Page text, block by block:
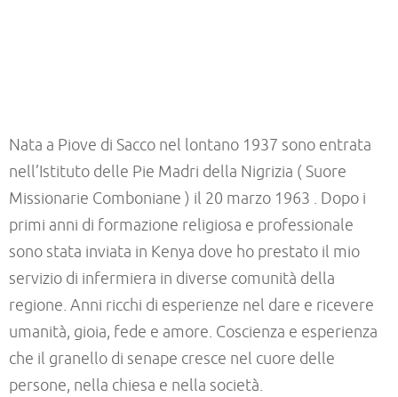
Nata a Piove di Sacco nel lontano 1937 sono entrata
nell’Istituto delle Pie Madri della Nigrizia ( Suore
Missionarie Comboniane ) il 20 marzo 1963 . Dopo i
primi anni di formazione religiosa e professionale
sono stata inviata in Kenya dove ho prestato il mio
servizio di infermiera in diverse comunità della
regione. Anni ricchi di esperienze nel dare e ricevere
umanità, gioia, fede e amore. Coscienza e esperienza
che il granello di senape cresce nel cuore delle
persone, nella chiesa e nella società.